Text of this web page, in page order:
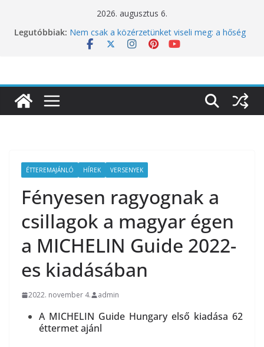
content
2026. augusztus 6.
Legutóbbiak:
10 éves lett a Botanica: a világ legjobb
éttermeinek inspirációiból született jubileumi
menü
Nem a koffeinnel van a baj, hanem azzal,
ahogyan fogyasztjuk
ÉTTEREMAJÁNLÓ HÍREK VERSENYEK
Fényesen ragyognak a
csillagok a magyar égen
a MICHELIN Guide 2022-
es kiadásában
2022. november 4. admin
A MICHELIN Guide Hungary első kiadása 62
éttermet ajánl